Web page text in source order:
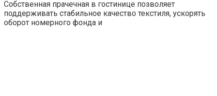
Собственная прачечная в гостинице позволяет
поддерживать стабильное качество текстиля, ускорять
оборот номерного фонда и